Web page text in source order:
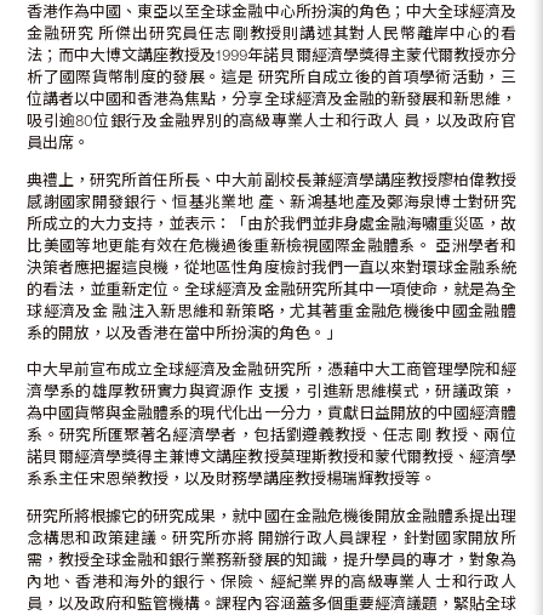
香港作為中國、東亞以至全球金融中心所扮演的角色；中大全球經濟及
金融研究 所傑出研究員任志剛教授則講述其對人民幣離岸中心的看
法；而中大博文講座教授及1999年諾貝爾經濟學獎得主蒙代爾教授亦分
析了國際貨幣制度的發展。這是 研究所自成立後的首項學術活動，三
位講者以中國和香港為焦點，分享全球經濟及金融的新發展和新思維，
吸引逾80位銀行及金融界別的高級專業人士和行政人 員，以及政府官
員出席。
典禮上，研究所首任所長、中大前副校長兼經濟學講座教授廖柏偉教授
感謝國家開發銀行、恒基兆業地 產、新鴻基地產及鄭海泉博士對研究
所成立的大力支持，並表示：「由於我們並非身處金融海嘯重災區，故
比美國等地更能有效在危機過後重新檢視國際金融體系。 亞洲學者和
決策者應把握這良機，從地區性角度檢討我們一直以來對環球金融系統
的看法，並重新定位。全球經濟及金融研究所其中一項使命，就是為全
球經濟及金 融注入新思維和新策略，尤其著重金融危機後中國金融體
系的開放，以及香港在當中所扮演的角色。」
中大早前宣布成立全球經濟及金融研究所，憑藉中大工商管理學院和經
濟學系的雄厚教研實力與資源作 支援，引進新思維模式，研議政策，
為中國貨幣與金融體系的現代化出一分力，貢獻日益開放的中國經濟體
系。研究所匯聚著名經濟學者，包括劉遵義教授、任志剛 教授、兩位
諾貝爾經濟學獎得主兼博文講座教授莫理斯教授和蒙代爾教授、經濟學
系系主任宋恩榮教授，以及財務學講座教授楊瑞輝教授等。
研究所將根據它的研究成果，就中國在金融危機後開放金融體系提出理
念構思和政策建議。研究所亦將 開辦行政人員課程，針對國家開放所
需，教授全球金融和銀行業務新發展的知識，提升學員的專才，對象為
內地、香港和海外的銀行、保險、經紀業界的高級專業人 士和行政人
員，以及政府和監管機構。課程內容涵蓋多個重要經濟議題，緊貼全球